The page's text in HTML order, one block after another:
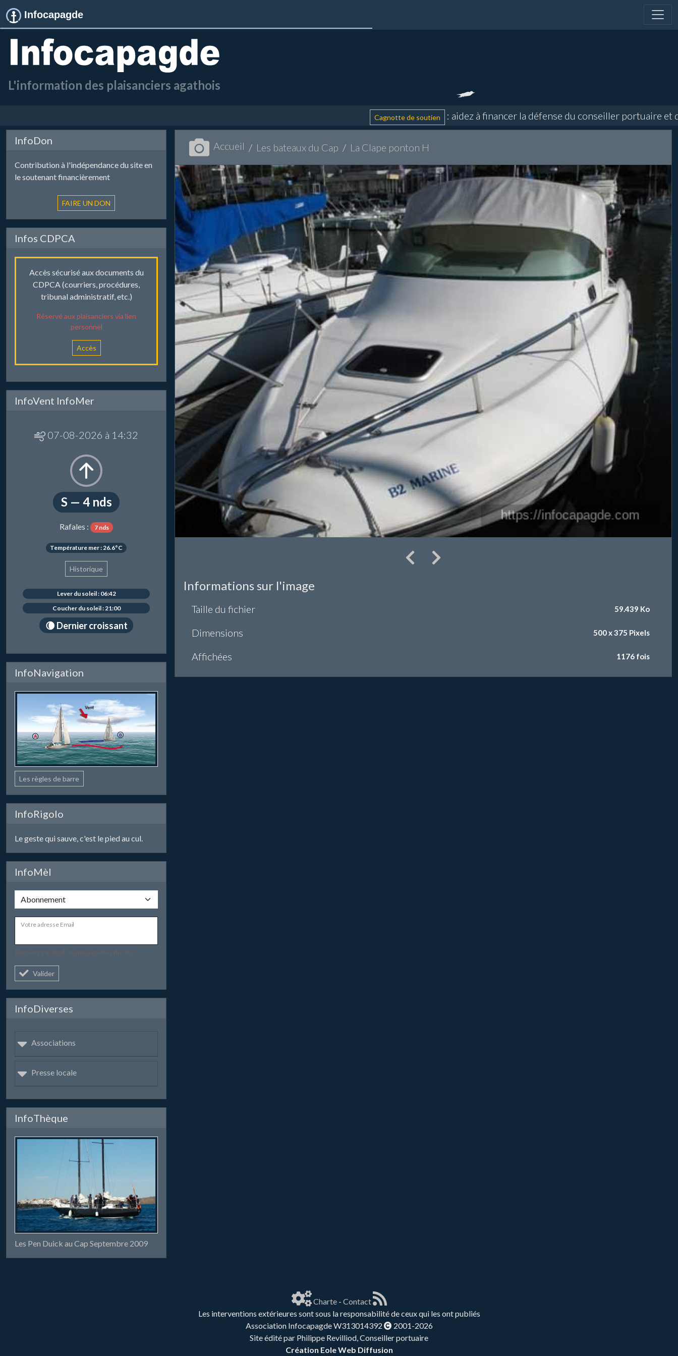
Infocapagde
L'information des plaisanciers agathois
Cagnotte de soutien : aidez à financer la défense du conseiller portuaire et
InfoDon
Contribution à l'indépendance du site en
le soutenant financièrement
Infos CDPCA
Accès sécurisé aux documents du
CDPCA (courriers, procédures,
tribunal administratif, etc.)
Réservé aux plaisanciers via lien
personnel
Accès
InfoVent InfoMer
07-08-2026 à 14:32
S — 4 nds
Rafales : 7 nds
Température mer : 26.6°C
Historique
Lever du soleil : 06:42
Coucher du soleil : 21:00
🌘 Dernier croissant
InfoNavigation
Les règles de barre
InfoRigolo
Le geste qui sauve, c'est le pied au cul.
InfoMèl
Votre adresse Email
Valider
InfoDiverses
Associations
Presse locale
InfoThèque
Les Pen Duick au Cap Septembre 2009
Accueil Les bateaux du Cap La Clape ponton H
Informations sur l'image
Taille du fichier 59.439 Ko
Dimensions 500 x 375 Pixels
Affichées 1176 fois
Charte- Contact
Les interventions extérieures sont sous la responsabilité de ceux qui les ont publiés
Association Infocapagde W313014392
2001-2026
Site édité par Philippe Revilliod, Conseiller portuaire
Création Eole Web Diffusion